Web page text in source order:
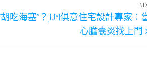
吃海塞”？JIUYI俱意住宅設計專家：
心膽囊炎找上門